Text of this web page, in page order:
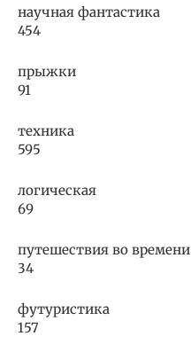
научная фантастика
454
прыжки
91
техника
595
логическая
69
путешествия во времени
34
футуристика
157